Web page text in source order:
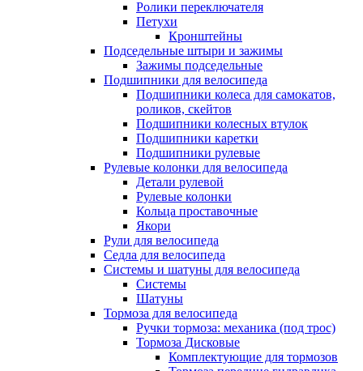
Ролики переключателя
Петухи
Кронштейны
Подседельные штыри и зажимы
Зажимы подседельные
Подшипники для велосипеда
Подшипники колеса для самокатов,
роликов, скейтов
Подшипники колесных втулок
Подшипники каретки
Подшипники рулевые
Рулевые колонки для велосипеда
Детали рулевой
Рулевые колонки
Кольца проставочные
Якори
Рули для велосипеда
Седла для велосипеда
Системы и шатуны для велосипеда
Системы
Шатуны
Тормоза для велосипеда
Ручки тормоза: механика (под трос)
Тормоза Дисковые
Комплектующие для тормозов